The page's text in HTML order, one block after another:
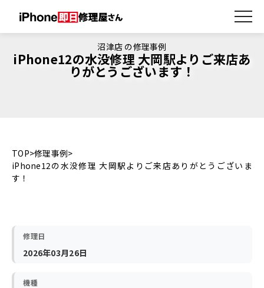
沼津店 の修理事例
iPhone12の水没修理 大岡駅よりご来店あ
りがとうございます！
TOP 修理事例
iPhone12の水没修理 大岡駅よりご来店ありがとうございま
す！
修理日
2026年03月26日
機種